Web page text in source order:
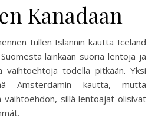
Kanadaan
tullen Islannin kautta Iceland
lainkaan suoria lentoja ja
vaihtoehtoja todella pitkään. Yksi
Amsterdamin kautta, mutta
vaihtoehdon, sillä lentoajat olisivat